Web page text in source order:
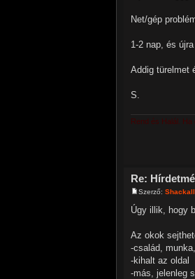
Net/gép
1-2 nap, és
Addig türelmet
S.
Rend és Halál.
Re:
Szerző:
Úgy illik, hogy
Az okok
-család,
-kihalt az oldal
-más, jelenleg